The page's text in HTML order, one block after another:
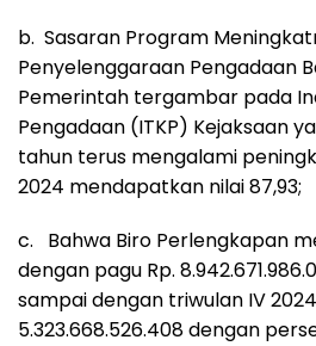
b. Sasaran Program
Penyelenggaraan Pengadaan
Pemerintah tergambar pada
Pengadaan (ITKP) Kejaksaan
tahun terus mengalami
2024 mendapatkan nilai 87,93;
c. Bahwa Biro Perlengkapan
dengan pagu Rp.
sampai dengan triwulan IV
5.323.668.526.408 dengan